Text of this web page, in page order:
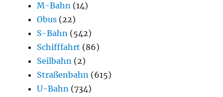
M-Bahn (14)
Obus (22)
S-Bahn (542)
Schifffahrt (86)
Seilbahn (2)
Straßenbahn (615)
U-Bahn (734)